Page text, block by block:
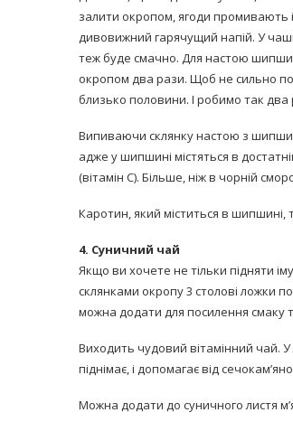
залити окропом, ягоди промивають
дивовижний гарячущий напій. У
теж буде смачно. Для настою
окропом два рази. Щоб не сильно
близько половини. І робимо так два
Випиваючи склянку настою з
адже у шипшині містяться в
(вітамін С). Більше, ніж в чорній
Каротин, який міститься в шипшині,
4. Суничний чай
Якщо ви хочете не тільки підняти
склянками окропу 3 столові ложки
можна додати для посилення смаку
Виходить чудовий вітамінний чай. У
піднімає, і допомагає від
Можна додати до суничного листя